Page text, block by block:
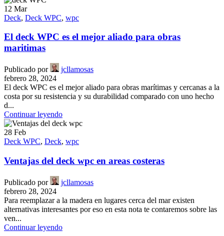
12 Mar
Deck, Deck WPC, wpc
El deck WPC es el mejor aliado para obras
maritimas
Publicado por
jcllamosas
febrero 28, 2024
El deck WPC es el mejor aliado para obras marítimas y cercanas a la
costa por su resistencia y su durabilidad comparado con uno hecho
d...
Continuar leyendo
28 Feb
Deck WPC, Deck, wpc
Ventajas del deck wpc en areas costeras
Publicado por
jcllamosas
febrero 28, 2024
Para reemplazar a la madera en lugares cerca del mar existen
alternativas interesantes por eso en esta nota te contaremos sobre las
ven...
Continuar leyendo